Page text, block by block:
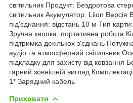
світильник Продукт: Бездротова
світильник Акумулятор: Liion Версія
під'єднання: відстань 10 м Тип
Зручна кнопка, портативна робота
підтримка декількох з'єднань
аудіо та атмосферний світильник
підкладку для захисту від ковзання
гарний зовнішній вигляд
1* Зарядний кабель
Приховати